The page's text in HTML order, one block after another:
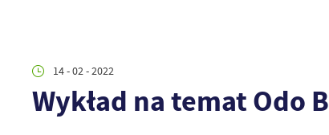
14 - 02 - 2022
Wykład na temat Odo